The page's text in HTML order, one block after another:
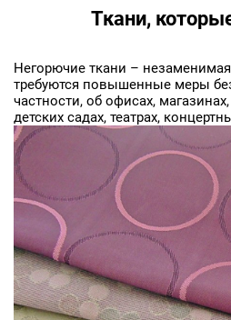
Ткани,
Негорючие ткани –
требуются повышенные меры
частности, об офисах,
детских садах, театрах,